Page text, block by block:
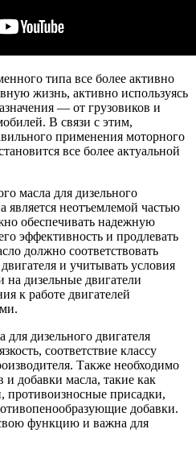
типа все более активно
жизнь, активно используясь
— от грузовиков и
В связи с этим,
применения моторного
все более актуальной
масла для дизельного
является неотъемлемой частью
обеспечивать надежную
эффективность и продлевать
должно соответствовать
и учитывать условия
на дизельные двигатели
к работе двигателей
дизельного двигателя
соответствие классу
Также необходимо
и добавки масла, такие как
присадки,
добавки.
функцию и важна для